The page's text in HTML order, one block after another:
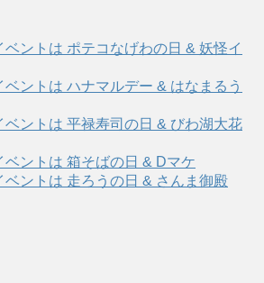
ントは ポテコなげわの日 & 妖怪イ
ントは ハナマルデー & はなまるう
ントは 平禄寿司の日 & びわ湖大花
ントは 箱そばの日 & Dマケ
ントは 走ろうの日 & さんま御殿